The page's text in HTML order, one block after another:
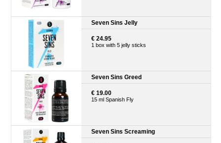
Seven Sins Jelly
€ 24.95
1 box with 5 jelly sticks
Seven Sins Greed
€ 19.00
15 ml Spanish Fly
Seven Sins Screaming